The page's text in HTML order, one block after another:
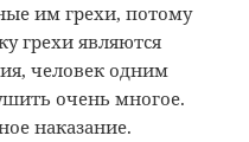
им грехи, потому
грехи являются
человек одним
очень многое.
наказание.